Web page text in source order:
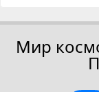
Мир